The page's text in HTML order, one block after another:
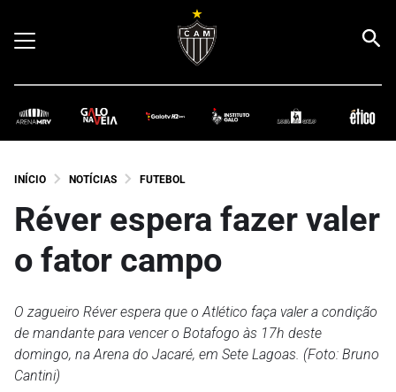
INÍCIO NOTÍCIAS FUTEBOL
Réver espera fazer valer
o fator campo
O zagueiro Réver espera que o Atlético faça valer a condição
de mandante para vencer o Botafogo às 17h deste
domingo, na Arena do Jacaré, em Sete Lagoas. (Foto: Bruno
Cantini)